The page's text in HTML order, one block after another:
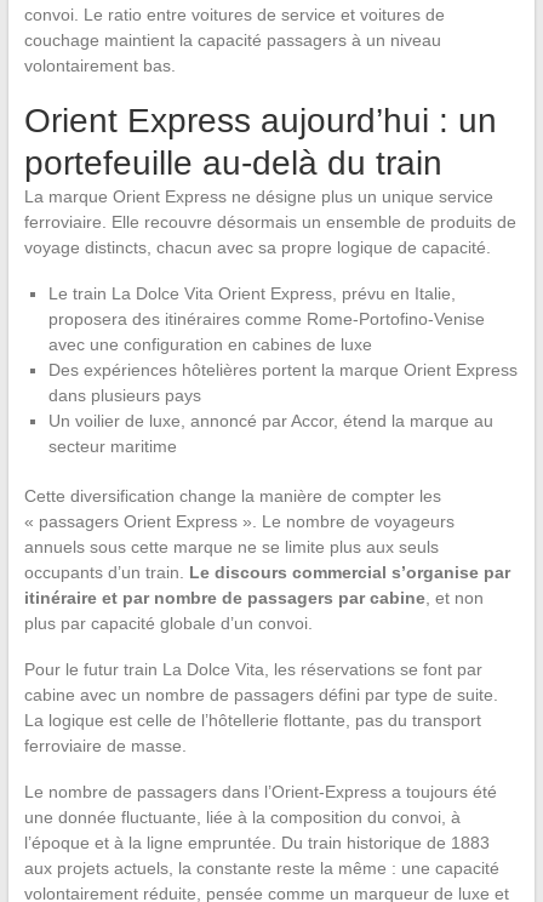
convoi. Le ratio entre voitures de service et voitures de
couchage maintient la capacité passagers à un niveau
volontairement bas.
Orient Express aujourd’hui : un
portefeuille au-delà du train
La marque Orient Express ne désigne plus un unique service
ferroviaire. Elle recouvre désormais un ensemble de produits de
voyage distincts, chacun avec sa propre logique de capacité.
Le train La Dolce Vita Orient Express, prévu en Italie,
proposera des itinéraires comme Rome-Portofino-Venise
avec une configuration en cabines de luxe
Des expériences hôtelières portent la marque Orient Express
dans plusieurs pays
Un voilier de luxe, annoncé par Accor, étend la marque au
secteur maritime
Cette diversification change la manière de compter les
« passagers Orient Express ». Le nombre de voyageurs
annuels sous cette marque ne se limite plus aux seuls
occupants d’un train. Le discours commercial s’organise par
itinéraire et par nombre de passagers par cabine, et non
plus par capacité globale d’un convoi.
Pour le futur train La Dolce Vita, les réservations se font par
cabine avec un nombre de passagers défini par type de suite.
La logique est celle de l’hôtellerie flottante, pas du transport
ferroviaire de masse.
Le nombre de passagers dans l’Orient-Express a toujours été
une donnée fluctuante, liée à la composition du convoi, à
l’époque et à la ligne empruntée. Du train historique de 1883
aux projets actuels, la constante reste la même : une capacité
volontairement réduite, pensée comme un marqueur de luxe et